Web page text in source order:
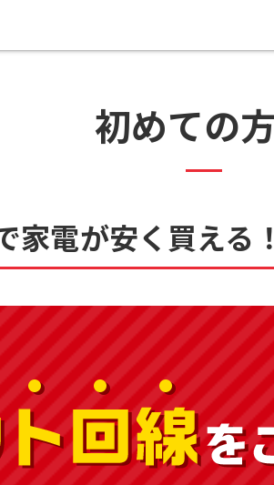
初めての
家電が安く買える！